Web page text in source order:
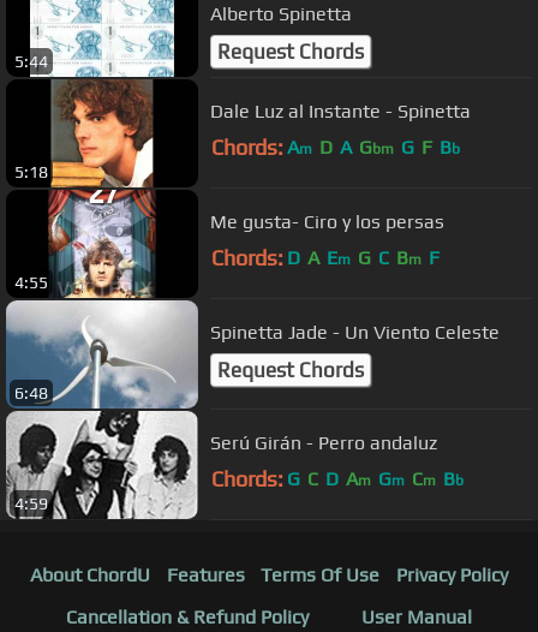
5:44
Alberto Spinetta
Request Chords
5:18
Dale Luz al Instante - Spinetta
Chords: Am D A Gbm G F Bb
4:55
Me gusta- Ciro y los persas
Chords: D A Em G C Bm F
6:48
Spinetta Jade - Un Viento Celeste
Request Chords
4:59
Serú Girán - Perro andaluz
Chords: G C D Am Gm Cm Bb
About ChordU Features Terms Of Use
Privacy Policy
Cancellation & Refund Policy
User Manual